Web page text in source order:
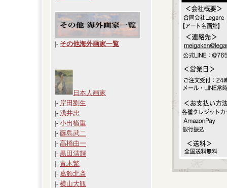
|- その他海外画家一覧
日本人画家
|- 岸田劉生
|- 浅井忠
|- 小出楢重
|- 藤島武二
|- 高橋由一
|- 黒田清輝
|- 青木繁
|- 葛飾北斎
|- 横山大観